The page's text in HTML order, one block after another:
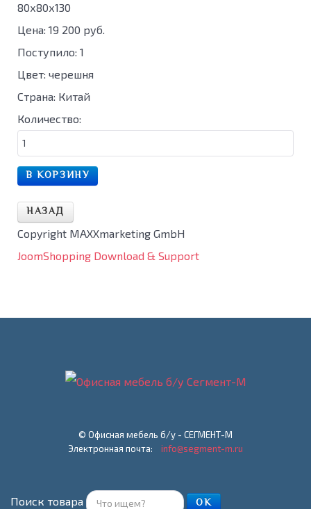
80х80х130
Цена: 19 200 руб.
Поступило: 1
Цвет: черешня
Страна: Китай
Количество:
Copyright MAXXmarketing GmbH
JoomShopping Download & Support
© Офисная мебель б/у - СЕГМЕНТ-М
Электронная почта: info@segment-m.ru
Поиск товара ОК